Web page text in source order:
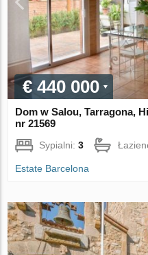
€ 440 000
Dom w Salou, Tarragona,
nr 21569
Sypialni:3
Estate Barcelona